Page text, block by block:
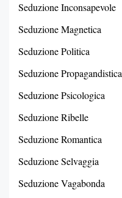
Seduzione Inconsapevole
Seduzione Magnetica
Seduzione Politica
Seduzione Propagandistica
Seduzione Psicologica
Seduzione Ribelle
Seduzione Romantica
Seduzione Selvaggia
Seduzione Vagabonda